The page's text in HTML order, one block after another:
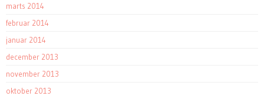
marts 2014
februar 2014
januar 2014
december 2013
november 2013
oktober 2013